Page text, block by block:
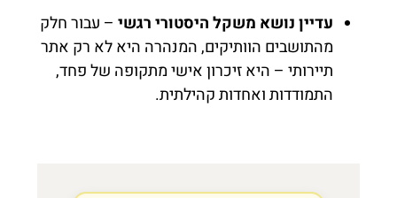
עדיין נושא משקל היסטורי רגשי – עבור חלק
מהתושבים הוותיקים, המנהרה היא לא רק אתר
תיירותי – היא זיכרון אישי מתקופה של פחד,
התמודדות ואחדות קהילתית.